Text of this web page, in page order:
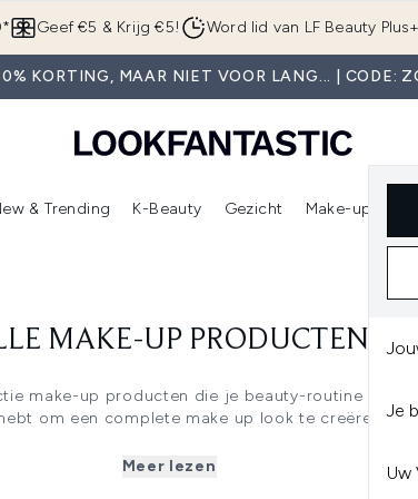
Overslaan naar de hoofdinhoud
Geef €5 & Krijg €5! Word lid van LF Beauty Plus+
KORTING, MAAR NIET VOOR LANG... | CODE:
Je
Uw
submenu (Merken) Enter submenu (Beauty Box)
& Trending
Enter submenu (New & Trending)
K-Beauty
Enter submenu (K-Beauty)
Gezicht Make-up
MAKE-UP PRODUCTEN
make-up producten die je beauty-routine naar
om een complete make up look te creëren,
andere:
borstels: Voor de perfecte applicatie van je make
Meer lezen